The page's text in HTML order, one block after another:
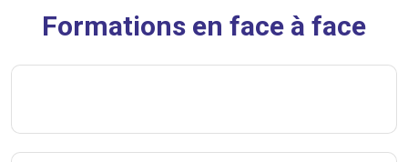
Formations en face à face